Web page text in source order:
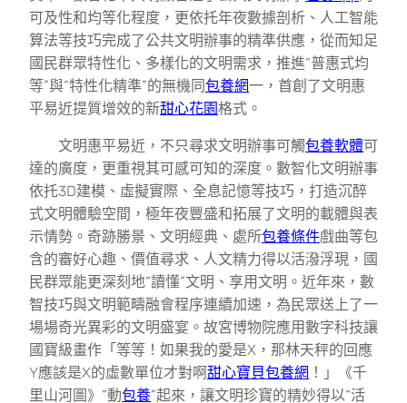
可及性和均等化程度，更依托年夜數據剖析、人工智能
算法等技巧完成了公共文明辦事的精準供應，從而知足
國民群眾特性化、多樣化的文明需求，推進“普惠式均
等”與“特性化精準”的無機同包養網一，首創了文明惠
平易近提質增效的新甜心花園格式。
文明惠平易近，不只尋求文明辦事可觸包養軟體可
達的廣度，更重視其可感可知的深度。數智化文明辦事
依托3D建模、虛擬實際、全息記憶等技巧，打造沉醉
式文明體驗空間，極年夜豐盛和拓展了文明的載體與表
示情勢。奇跡勝景、文明經典、處所包養條件戲曲等包
含的審好心趣、價值尋求、人文精力得以活潑浮現，國
民群眾能更深刻地“讀懂”文明、享用文明。近年來，數
智技巧與文明範疇融會程序連續加速，為民眾送上了一
場場奇光異彩的文明盛宴。故宮博物院應用數字科技讓
國寶級畫作「等等！如果我的愛是X，那林天秤的回應
Y應該是X的虛數單位才對啊甜心寶貝包養網 ！」《千
里山河圖》“動包養”起來，讓文明珍寶的精妙得以“活